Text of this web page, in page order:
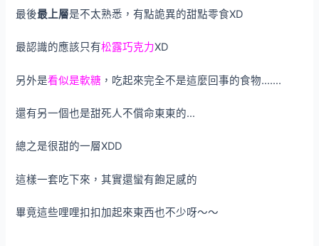
最後最上層是不太熟悉，有點詭異的甜點零食XD
最認識的應該只有松露巧克力XD
另外是看似是軟糖 ，吃起來完全不是這麼回事的食物…….
還有另一個也是甜死人不償命東東的…
總之是很甜的一層XDD
這樣一套吃下來，其實還蠻有飽足感的
畢竟這些哩哩扣扣加起來東西也不少呀～～